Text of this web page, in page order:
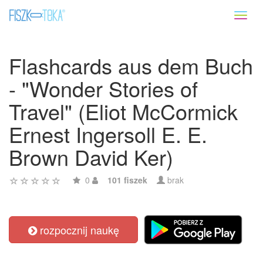
Flashcards aus dem Buch
- "Wonder Stories of
Travel" (Eliot McCormick
Ernest Ingersoll E. E.
Brown David Ker)
0 101 fiszek brak
rozpocznij naukę